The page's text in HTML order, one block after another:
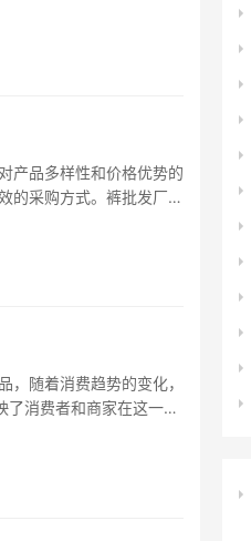
产品多样性和价格优势的
的采购方式。裤批发厂家
随着消费趋势的变化，
了消费者和商家在这一领